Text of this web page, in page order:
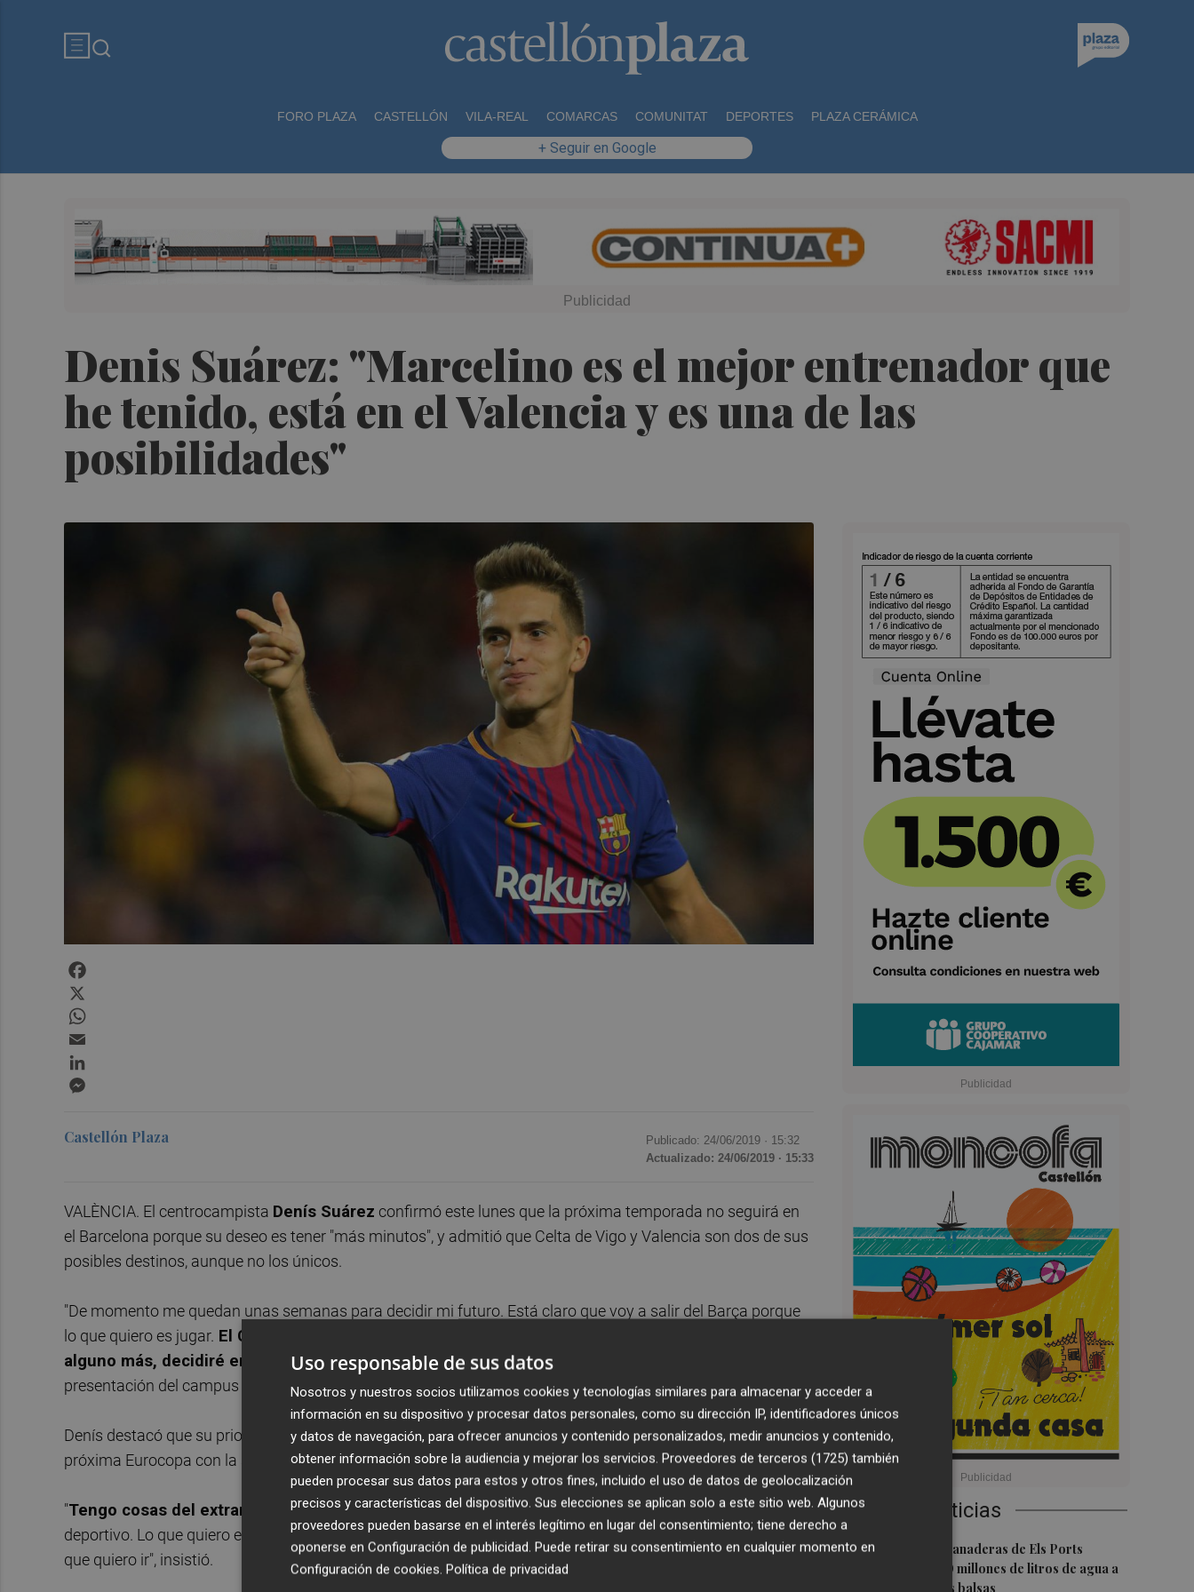
FORO PLAZA CASTELLÓN VILA-REAL COMARCAS COMUNITAT DEPORTES PLAZA CERÁMICA
+ Seguir en Google
Denis Suárez: "Marcelino es el mejor entrenador que
he tenido, está en el Valencia y es una de las
posibilidades"
Últimas Noticias
1 Explotaciones ganaderas de Els Ports
contarán con 20 millones de litros de agua a
través de nuevas balsas
Castellón Plaza Publicado: 24/06/2019 · 15:32
Actualizado: 24/06/2019 · 15:33
VALÈNCIA. El centrocampista Denís Suárez confirmó este lunes que la próxima temporada no seguirá en
el Barcelona porque su deseo es tener "más minutos", y admitió que Celta de Vigo y Valencia son dos de sus
posibles destinos, aunque no los únicos.
"De momento me quedan unas semanas para decidir mi futuro. Está claro que voy a salir del Barça porque
lo que quiero es jugar. El Celta y el Valencia obviamente son los que más están sonando pero hay
alguno más, decidiré en las próximas semanas", declaró el futbolista a los periodistas tras asistir a la
presentación del campus que lleva su nombre, en Salceda de Caselas.
Denís destacó que su prioridad es "volver a sentirme futbolista" porque entre sus objetivos está disputar la
próxima Eurocopa con la selección española.
"Tengo cosas del extranjero pero mi prioridad es seguir en España.Y lo que más valoro es el tema
deportivo. Lo que quiero es jugar, volver a sentirme futbolista, y al final de temporada hay una Eurocopa a la
que quiero ir", insistió.
Uso responsable de sus datos
Nosotros y nuestros socios utilizamos cookies y tecnologías similares para almacenar y acceder a
información en su dispositivo y procesar datos personales, como su dirección IP, identificadores únicos
y datos de navegación, para ofrecer anuncios y contenido personalizados, medir anuncios y contenido,
obtener información sobre la audiencia y mejorar los servicios. Proveedores de terceros (1725) también
pueden procesar sus datos para estos y otros fines, incluido el uso de datos de geolocalización
precisos y características del dispositivo. Sus elecciones se aplican solo a este sitio web. Algunos
proveedores pueden basarse en el interés legítimo en lugar del consentimiento; tiene derecho a
oponerse en Configuración de publicidad. Puede retirar su consentimiento en cualquier momento en
Configuración de cookies. Política de privacidad